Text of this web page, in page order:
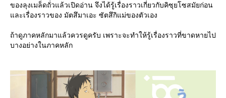
ของลุงเมล็ดถั่วแล้วเปิดอ่าน จึงได้รู้เรื่องราวเกี่ยวกับคิซุยโซสมัยก่อน
ละเรื่องราวของ มัตสึมาเอะ ซัตสึกิแม่ของตัวเอง
ถ้าดูภาคหลักมาแล้วควรดูครับ เพราะจะทำให้รู้เรื่องราวที่ขาดหายไป
บางอย่างในภาคหลัก